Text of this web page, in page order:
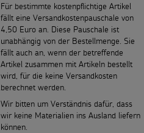
Für bestimmte kostenpflichtige Artikel
fällt eine Versandkostenpauschale von
4,50 Euro an. Diese Pauschale ist
unabhängig von der Bestellmenge. Sie
fällt auch an, wenn der betreffende
Artikel zusammen mit Artikeln bestellt
wird, für die keine Versandkosten
berechnet werden.
Wir bitten um Verständnis dafür, dass
wir keine Materialien ins Ausland liefern
können.